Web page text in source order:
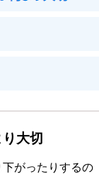
大切
がったりするの